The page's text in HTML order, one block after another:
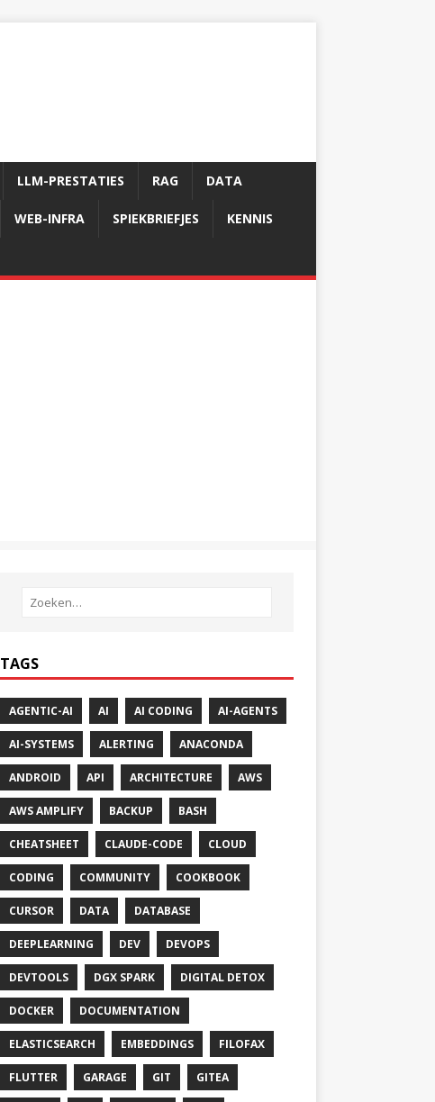
LLM-PRESTATIES RAG DATA
WEB-INFRA SPIEKBRIEFJES KENNIS
TAGS
AGENTIC-AI AI AI CODING AI-AGENTS
AI-SYSTEMS ALERTING ANACONDA
ANDROID API ARCHITECTURE AWS
AWS AMPLIFY BACKUP BASH
CHEATSHEET CLAUDE-CODE CLOUD
CODING COMMUNITY COOKBOOK
CURSOR DATA DATABASE
DEEPLEARNING DEV DEVOPS
DEVTOOLS DGX SPARK DIGITAL DETOX
DOCKER DOCUMENTATION
ELASTICSEARCH EMBEDDINGS FILOFAX
FLUTTER GARAGE GIT GITEA